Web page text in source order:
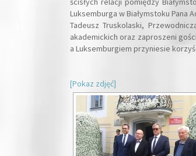
Luksemburga w Białymstoku Pana
Tadeusz Truskolaski,
akademickich oraz zaproszeni
a Luksemburgiem przyniesie
[Pokaz zdjęć]